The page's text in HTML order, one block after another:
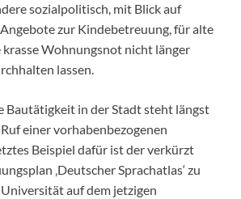
sozialpolitisch, mit Blick auf
zur Kindebetreuung, für alte
krasse Wohnungsnot nicht länger
lassen.
Bautätigkeit in der Stadt steht längst
einer vorhabenbezogenen
Beispiel dafür ist der verkürzt
‚Deutscher Sprachatlas‘ zu
auf dem jetzigen